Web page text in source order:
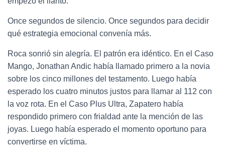
Once segundos de silencio. Once segundos para decidir
qué estrategia emocional convenía más.
Roca sonrió sin alegría. El patrón era idéntico. En el Caso
Mango, Jonathan Andic había llamado primero a la novia
sobre los cinco millones del testamento. Luego había
esperado los cuatro minutos justos para llamar al 112 con
la voz rota. En el Caso Plus Ultra, Zapatero había
respondido primero con frialdad ante la mención de las
joyas. Luego había esperado el momento oportuno para
convertirse en víctima.